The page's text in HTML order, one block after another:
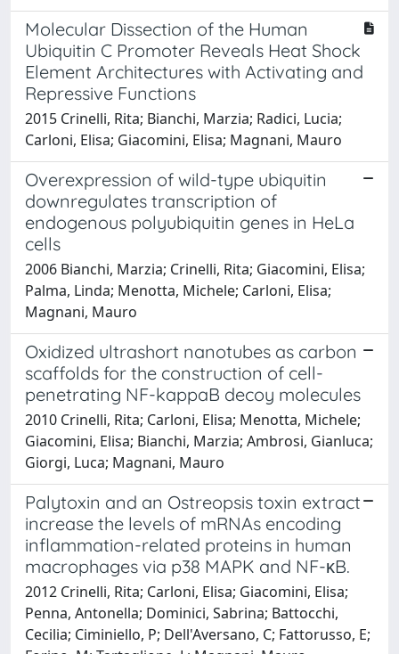
Molecular Dissection of the Human
Ubiquitin C Promoter Reveals Heat Shock
Element Architectures with Activating and
Repressive Functions
2015 Crinelli, Rita; Bianchi, Marzia; Radici, Lucia;
Carloni, Elisa; Giacomini, Elisa; Magnani, Mauro
Overexpression of wild-type ubiquitin
downregulates transcription of
endogenous polyubiquitin genes in HeLa
cells
2006 Bianchi, Marzia; Crinelli, Rita; Giacomini, Elisa;
Palma, Linda; Menotta, Michele; Carloni, Elisa;
Magnani, Mauro
Oxidized ultrashort nanotubes as carbon
scaffolds for the construction of cell-
penetrating NF-kappaB decoy molecules
2010 Crinelli, Rita; Carloni, Elisa; Menotta, Michele;
Giacomini, Elisa; Bianchi, Marzia; Ambrosi, Gianluca;
Giorgi, Luca; Magnani, Mauro
Palytoxin and an Ostreopsis toxin extract
increase the levels of mRNAs encoding
inflammation-related proteins in human
macrophages via p38 MAPK and NF-κB.
2012 Crinelli, Rita; Carloni, Elisa; Giacomini, Elisa;
Penna, Antonella; Dominici, Sabrina; Battocchi,
Cecilia; Ciminiello, P; Dell'Aversano, C; Fattorusso, E;